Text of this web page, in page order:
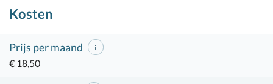
Kosten
Prijs per maand
€ 18,50